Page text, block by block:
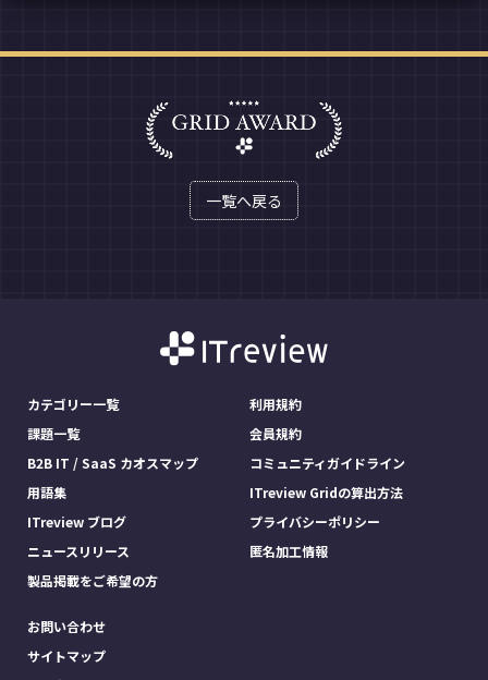
一覧へ戻る
カテゴリー一覧
課題一覧
B2B IT / SaaS カオスマップ
用語集
ITreview ブログ
ニュースリリース
製品掲載をご希望の方
利用規約
会員規約
コミュニティガイドライン
ITreview Gridの算出方法
プライバシーポリシー
匿名加工情報
お問い合わせ
サイトマップ